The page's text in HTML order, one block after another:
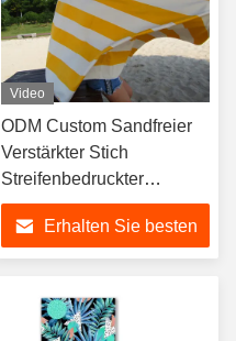
Video
ODM Custom Sandfreier
Verstärkter Stich
Streifenbedruckter
Mikrofaser-Strandtuch
80x160cmErhalten Sie besten